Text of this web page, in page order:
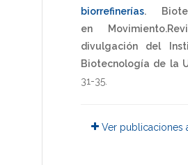
biorrefinerías.
en
divulgación del
Biotecnología de la
31-35
Ver publicaciones